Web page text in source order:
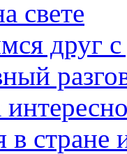
свете
друг
в стране